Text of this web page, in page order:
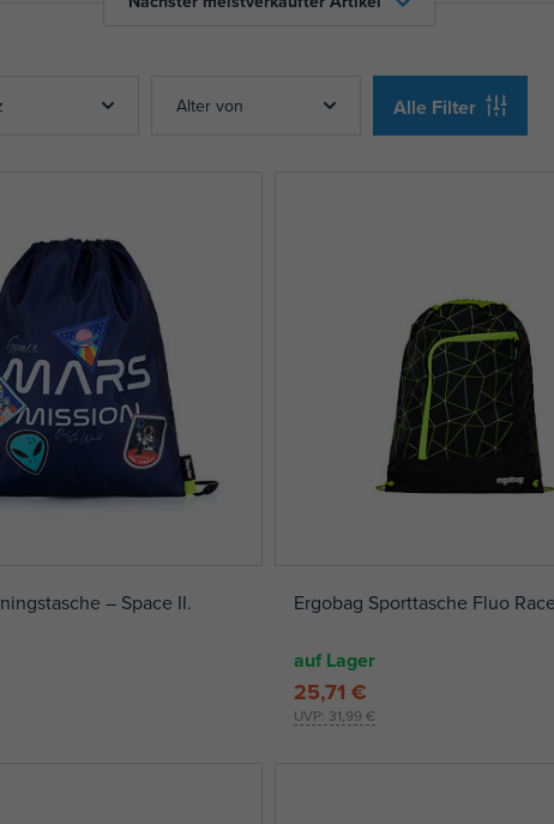
Alter von Alle Filter
– Space II. Ergobag Sporttasche Fluo Race
auf Lager
UVP: 31,99 €
25,71 €